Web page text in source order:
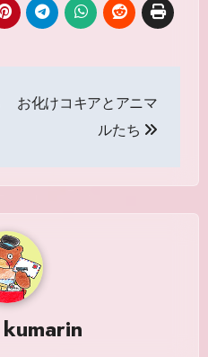
お化けコキアとアニマ
ルたち
kumarin